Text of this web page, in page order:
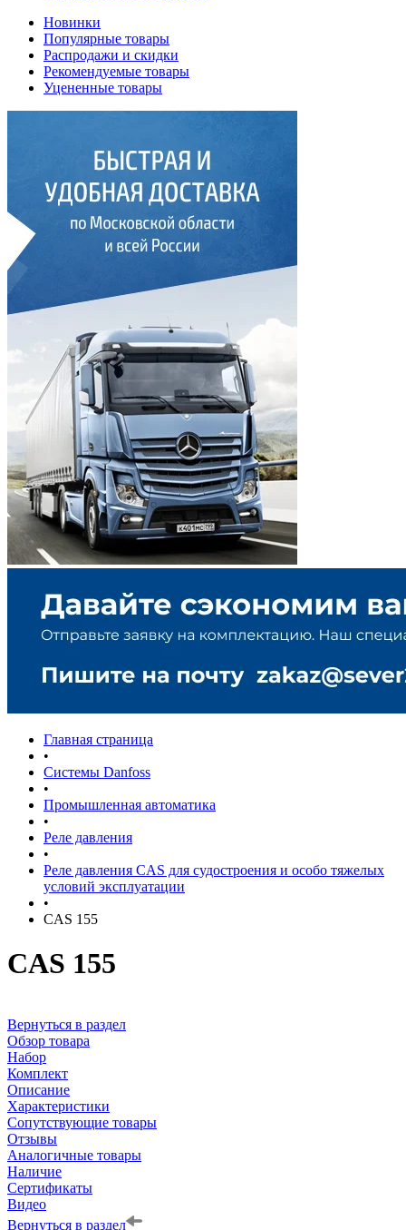
Новинки
Популярные товары
Распродажи и скидки
Рекомендуемые товары
Уцененные товары
Главная страница
•
Системы Danfoss
•
Промышленная автоматика
•
Реле давления
•
Реле давления CAS для судостроения и особо тяжелых
условий эксплуатации
•
CAS 155
CAS 155
Вернуться в раздел
Обзор товара
Набор
Комплект
Описание
Характеристики
Сопутствующие товары
Отзывы
Аналогичные товары
Наличие
Сертификаты
Видео
Вернуться в раздел